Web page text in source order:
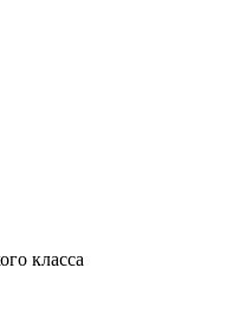
класса